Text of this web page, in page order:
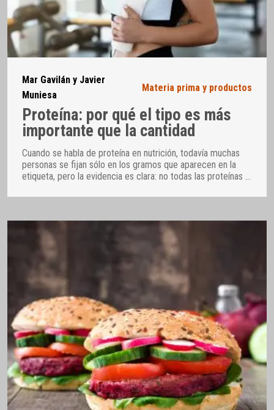
Mar Gavilán y Javier
Muniesa
Materia prima y productos
Proteína: por qué el tipo es más
importante que la cantidad
Cuando se habla de proteína en nutrición, todavía muchas
personas se fijan sólo en los gramos que aparecen en la
etiqueta, pero la evidencia es clara: no todas las proteínas …